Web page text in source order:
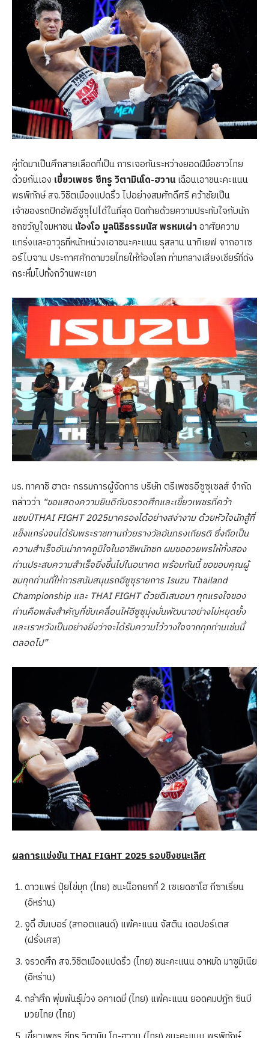
คู่ถัดมาเป็นศึกสายเลือดที่เป็น การเจอกันระหว่างยอดฝีมือชาวไทย
ด้วยกันเอง เขี้ยวเพชร ซีทรู วิตามินโด-ฮวาน เฉือนเอาชนะคะแนน
พรพิทักษ์ สจ.วิชิตเมืองแปดริ้ว ไปอย่างสมศักดิ์ศรี คว้าชัยเป็น
เจ้าของรถปิกอัพอีซูซุไปได้ในที่สุด ปิดท้ายด้วยความประทับใจกับนัก
ชกขวัญใจมหาชน น้องโอ มูลนิธิธรรมนัส พรหมเผ่าอาศัยความ
แกร่งและอาวุธที่หนักหน่วงเอาชนะคะแนน รุสลาน นากิเยฟ จากอาเซ
อร์ไบจาน ประกาศศักดามวยไทยให้ก้องโลก ท่ามกลางเสียงเชียร์ที่ดัง
กระหึ่มไปทั้งกว๊านพะเยา
มร. ทาคาชิ ฮาตะ กรรมการผู้จัดการ บริษัท ตรีเพชรอีซูซุเซลส์ จำกัด
กล่าวว่า “ขอแสดงความยินดีกับจรวดศึกและเขี้ยวเพชรที่คว้า
แชมป์THAI FIGHT 2025มาครองได้อย่างสง่างาม ด้วยหัวใจนักสู้ที่
แข็งแกร่งจนได้รับพระราชทานถ้วยรางวัลอันทรงเกียรติ ซึ่งถือเป็น
ความสำเร็จอันน่าภาคภูมิใจในอาชีพนักชก ผมขออวยพรให้ทั้งสอง
ท่านประสบความสำเร็จยิ่งขึ้นไปในอนาคต พร้อมกันนี้ ขอขอบคุณผู้
ชมทุกท่านที่ให้การสนับสนุนรถอีซูซุรายการ Isuzu Thailand
Championship และ THAI FIGHT ด้วยดีเสมอมา ทุกแรงใจของ
ท่านคือพลังสำคัญที่ขับเคลื่อนให้อีซูซุมุ่งมั่นพัฒนาอย่างไม่หยุดยั้ง
และเราหวังเป็นอย่างยิ่งว่าจะได้รับความไว้วางใจจากทุกท่านเช่นนี้
ตลอดไป”
ผลการแข่งขันTHAI FIGHT 2025 รอบชิงชนะเลิศ
ดาวแพร่ ปุ๋ยไข่มุก (ไทย) ชนะน็อกยกที่ 2 เซเยดชาโฮ กีซาเรี่ยน
(อิหร่าน)
จูดี้ ฮัมเบอร์ (สกอตแลนด์) แพ้คะแนน จัสติน เดอปอร์เตส
(ฝรั่งเศส)
จรวดศึก สจ.วิชิตเมืองแปดริ้ว (ไทย) ชนะคะแนน อาหมัด มาซูมิเนีย
(อิหร่าน)
กล้าศึก พุ่มพันธุ์ม่วง อคาเดมี่ (ไทย) แพ้คะแนน ยอดคมปฏัก ซินบี
มวยไทย (ไทย)